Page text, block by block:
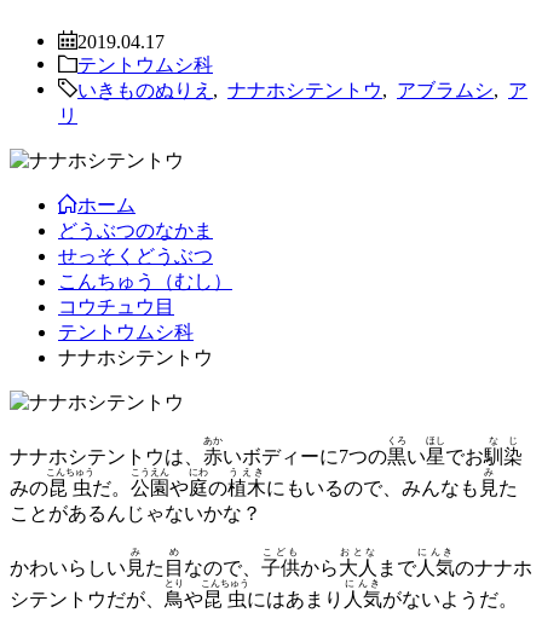
2019.04.17
テントウムシ科
いきものぬりえ
ナナホシテントウ アブラムシ
ア
リ
ホーム
どうぶつのなかま
せっそくどうぶつ
こんちゅう（むし）
コウチュウ目
テントウムシ科
ナナホシテントウ
ナナホシテントウは、 赤
あか
いボディーに7つの黒
くろ
い星
ほし
でお馴染
なじ
みの昆虫
こんちゅう
だ。 公園
こうえん
や庭
にわ
の植木
うえき
にもいるので、みんなも 見
み
た
ことがあるんじゃないかな？
かわいらしい 見
み
た 目
め
なので、 子供
こども
から大人
おとな
まで人気
にんき
のナナホ
シテントウだが、 鳥
とり
や昆虫
こんちゅう
にはあまり 人気
にんき
がないようだ。